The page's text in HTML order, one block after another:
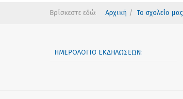
Βρίσκεστε εδώ: Αρχική Το σχολείο μας
ΗΜΕΡΟΛΌΓΙΟ ΕΚΔΗΛΏΣΕΩΝ: